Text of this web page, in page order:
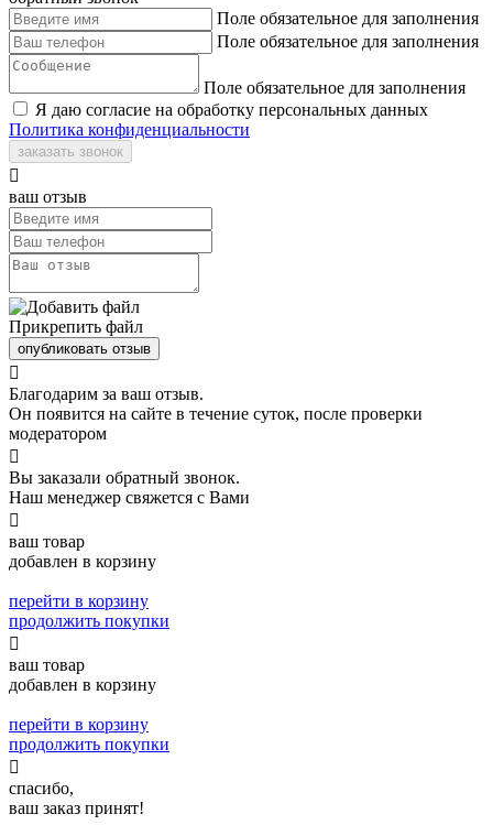
Поле обязательное для заполнения
Поле обязательное для заполнения
Поле обязательное для заполнения
Я даю согласие на обработку персональных данных
Политика конфиденциальности
заказать звонок

ваш отзыв
Прикрепить файл
опубликовать отзыв

Благодарим за ваш отзыв.
Он появится на сайте в течение суток, после проверки
модератором

Вы заказали обратный звонок.
Наш менеджер свяжется с Вами

ваш товар
добавлен в корзину
перейти в корзину
продолжить покупки

ваш товар
добавлен в корзину
перейти в корзину
продолжить покупки

спасибо,
ваш заказ принят!